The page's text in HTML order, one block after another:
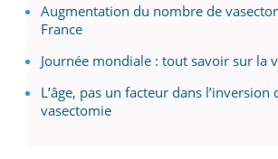
Augmentation du nombre de
France
Journée mondiale : tout savoir sur la
L’âge, pas un facteur dans l’inversion
vasectomie